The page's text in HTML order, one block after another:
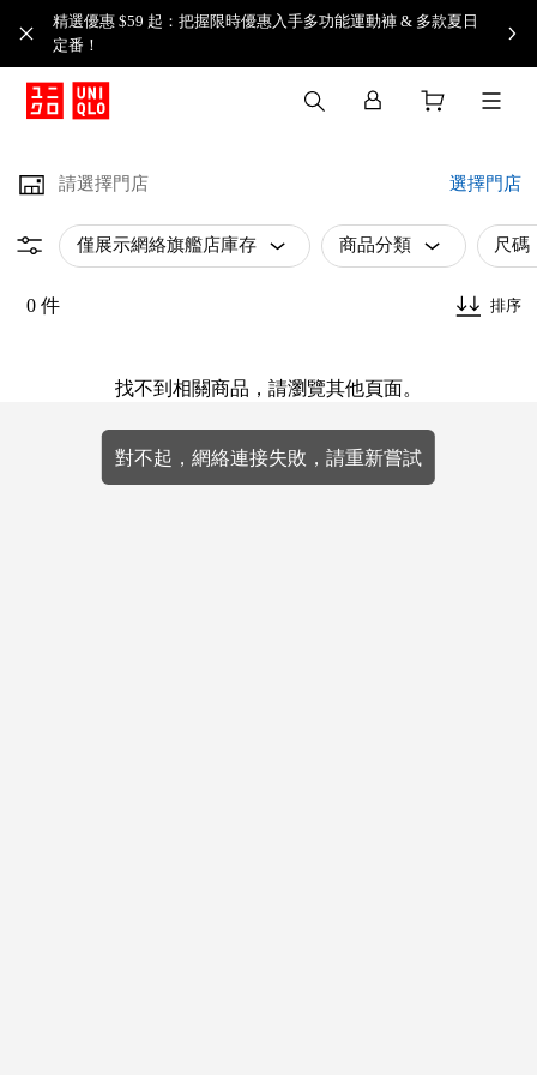
精選優惠 $59 起：把握限時優惠入手多功能運動褲 & 多款夏日
定番！​
請選擇門店 選擇門店
僅展示網絡旗艦店庫存 商品分類 尺碼
0 件 排序
找不到相關商品，請瀏覽其他頁面。
對不起，網絡連接失敗，請重新嘗試